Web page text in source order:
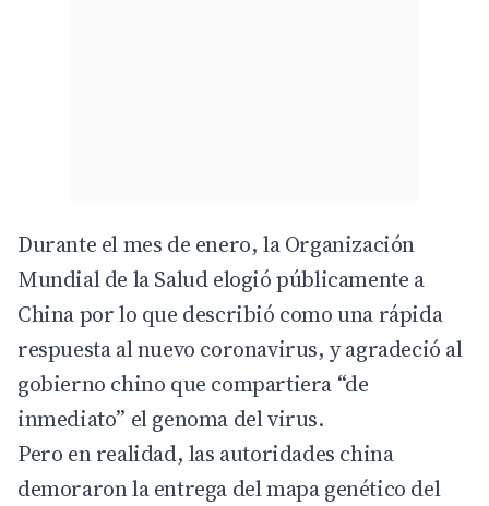
Durante el mes de enero, la Organización
Mundial de la Salud elogió públicamente a
China por lo que describió como una rápida
respuesta al nuevo coronavirus, y agradeció al
gobierno chino que compartiera “de
inmediato” el genoma del virus.
Pero en realidad, las autoridades china
demoraron la entrega del mapa genético del